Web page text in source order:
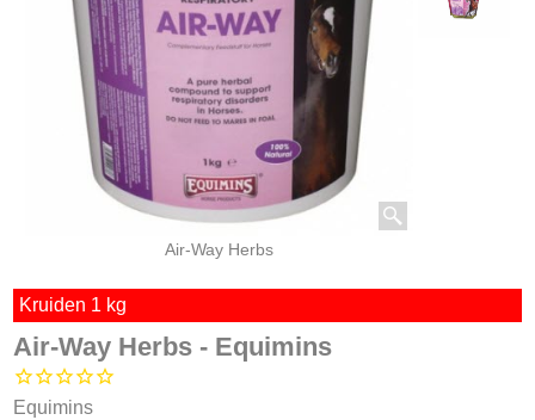
Air-Way Herbs
Kruiden 1 kg
Air-Way Herbs - Equimins
Equimins